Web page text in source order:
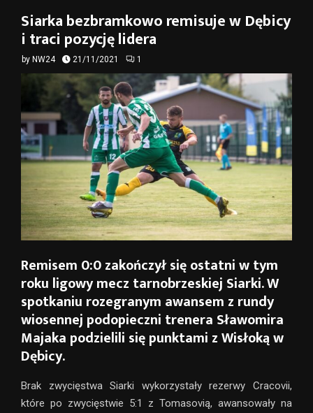
Siarka bezbramkowo remisuje w Dębicy
i traci pozycję lidera
by NW24 21/11/2021 1
Remisem 0:0 zakończył się ostatni w tym
roku ligowy mecz tarnobrzeskiej Siarki. W
spotkaniu rozegranym awansem z rundy
wiosennej podopieczni trenera Sławomira
Majaka podzielili się punktami z Wisłoką w
Dębicy.
Brak zwycięstwa Siarki wykorzystały rezerwy Cracovii,
które po zwycięstwie 5:1 z Tomasovią, awansowały na